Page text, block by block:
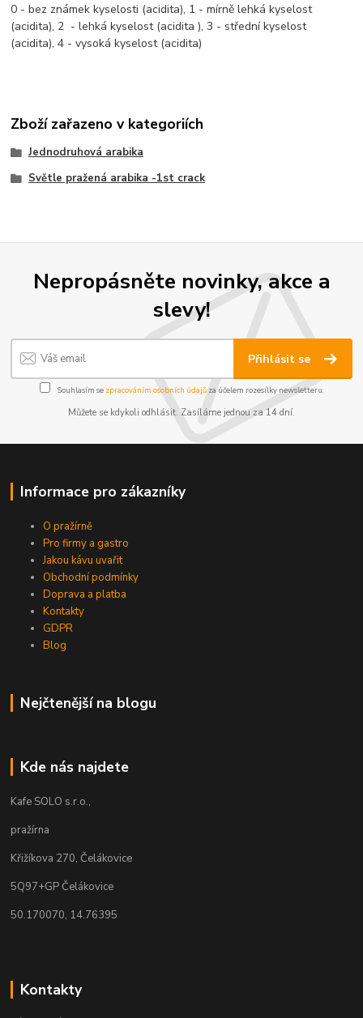
0 - bez známek kyselosti (acidita), 1 - mírně lehká kyselost
(acidita), 2 - lehká kyselost (acidita ), 3 - střední kyselost
(acidita), 4 - vysoká kyselost (acidita)
Zboží zařazeno v kategoriích
Jednodruhová arabika
Světle pražená arabika -1st crack
Nepropásněte novinky, akce a
slevy!
Přihlásit se
Souhlasím se zpracováním osobních údajůza účelem rozesílky newsletteru.
Můžete se kdykoli odhlásit. Zasíláme jednou za 14 dní.
Informace pro zákazníky
O pražírně
Pro firmy a gastro
Jakou kávu uvařit
Obchodní podmínky
Doprava a platba
Kontakty
GDPR
Blog
Nejčtenější na blogu
Kde nás najdete
Kafe SOLO s.r.o.,
pražírna
Křižíkova 270, Čelákovice
5Q97+GP Čelákovice
50.170070, 14.76395
Kontakty